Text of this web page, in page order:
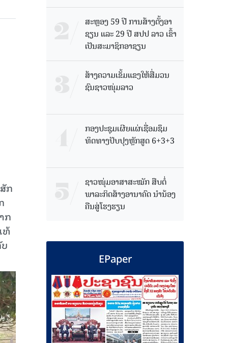
ກ
ກ​
ທ້
ສະຫຼອງ 59 ປີ ການສ້າງຕັ້ງອາ
ຊຽນ ແລະ 29 ປີ ສປປ ລາວ ເຂົ້າ
ເປັນສະມາຊິກອາຊຽນ
ສ້າງຄວາມເຂັ້ມແຂງໃຫ້ສື່ມວນ
ຊົນຊາວໜຸ່ມລາວ
ກອງປະຊຸມເຜີຍແຜ່ເຊື່ອມຊຶມ
ທິດທາງປັບປຸງຫຼັກສູດ 6+3+3
ຊາວໜຸ່ມອາສາສະໝັກ ສືບຕໍ່
ພາລະກິດສ້າງອານາຄົດ ນໍານ້ອງ
ຄືນສູ່ໂຮງຮຽນ
EPaper